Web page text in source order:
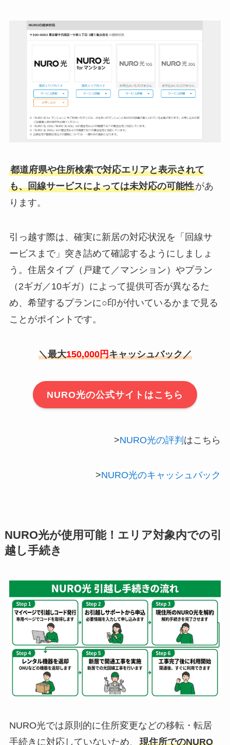
都道府県や住所検索で対応エリアと表示されて
も、回線サービスによっては未対応の可能性があ
ります。
引っ越す際は、確実に新居の対応状況を「回線サ
ービスまで」突き詰めて確認するようにしましょ
う。住居タイプ（戸建て／マンション）やプラン
（2ギガ／10ギガ）によって提供可否が異なるた
め、希望するプランに○印が付いているかまで見る
ことがポイントです。
＼最大150,000円キャッシュバック／
NURO光の公式サイトはこちら
>NURO光の評判 はこちら
>NURO光のキャッシュバック
NURO光が使用可能！エリア対象内での引
越し手続き
NURO光では原則的に住所変更などの移転・転居
手続きに対応していないため、 現住所でのNURO